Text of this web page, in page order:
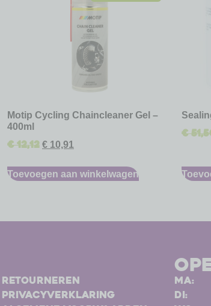
Motip Cycling Chaincleaner Gel –
400ml
€12,12 € 10,91
Toevoegen aan winkelwagen
€
Retourneren
Privacyverklaring
ma:
di: